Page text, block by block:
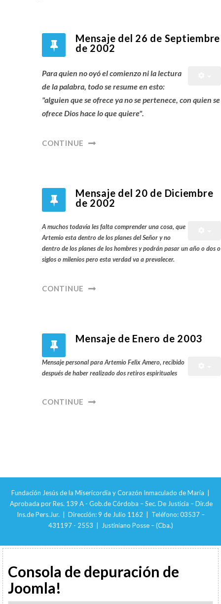
Mensaje del 26 de Septiembre
de 2002
Para quien no oyó el comienzo ni la lectura
de la palabra, todo se resume en esto:
"alguien que se ofrece ya no se pertenece, con quien se
ofrece Dios hace lo que quiere".
CONTINUE
Mensaje del 20 de Diciembre
de 2002
A muchos todavía les falta comprender una cosa, que
Artemio esta dentro de los planes del Señor y no
dentro de los planes de los hombres y podrán pasar un año o dos o
siglos o milenios pero esta verdad va a prevalecer.
CONTINUE
Mensaje de Enero de 2003
Mensaje personal para Artemio Felix Amero, recibido
después de haber realizado dos retiros espirituales
CONTINUE
Fundación Jesús de la Misericordia y Corazón Inmaculado de María |
Aprobada por Res. 139 A - Gob.de Córdoba – Sec. De Justicia – Dir.de
Ins.de Pers.Jur. | Dirección: 9 de Julio 1162 | Teléfono: 03537 –
431197 - 2553 | Justiniano Posse – (Cba.)
Consola de depuración de
Joomla!